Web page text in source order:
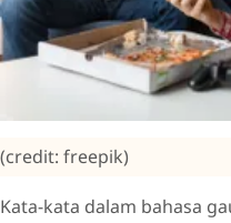
(credit: freepik)
Kata-kata dalam bahasa